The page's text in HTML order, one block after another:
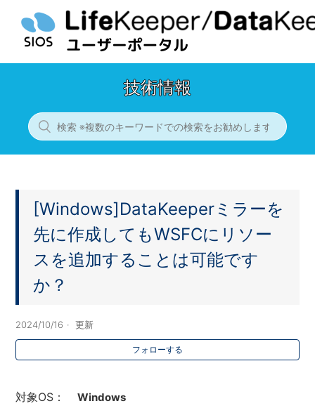
技術情報
[Windows]DataKeeperミラーを
先に作成してもWSFCにリソー
スを追加することは可能です
か？
2024/10/16 更新
フォローする
対象OS： Windows